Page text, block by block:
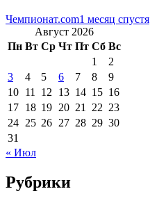
Чемпионат.com1 месяц спустя
Август 2026
Пн Вт Ср Чт Пт Сб Вс
1
2
3
4 5 6 7 8
9
10 11 12 13 14 15 16
17 18 19 20 21 22 23
24 25 26 27 28 29 30
31
« Июл
Рубрики